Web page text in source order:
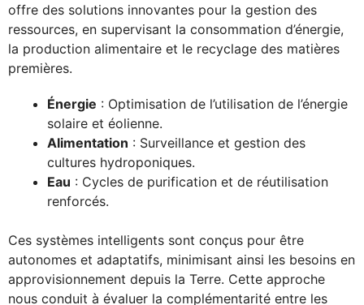
offre des solutions innovantes pour la gestion des
ressources, en supervisant la consommation d’énergie,
la production alimentaire et le recyclage des matières
premières.
Énergie : Optimisation de l’utilisation de l’énergie
solaire et éolienne.
Alimentation : Surveillance et gestion des
cultures hydroponiques.
Eau : Cycles de purification et de réutilisation
renforcés.
Ces systèmes intelligents sont conçus pour être
autonomes et adaptatifs, minimisant ainsi les besoins en
approvisionnement depuis la Terre. Cette approche
nous conduit à évaluer la complémentarité entre les